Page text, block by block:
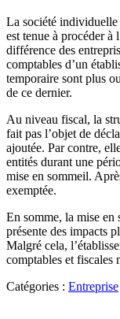
La société
est tenue à procéder à
différence des
comptables d’un
temporaire sont plus
de ce dernier.
Au niveau fiscal, la
fait pas l’objet de
ajoutée. Par contre,
entités durant une
mise en sommeil.
exemptée.
En somme, la mise en
présente des impacts
Malgré cela,
comptables et fiscales
Catégories : Entreprise